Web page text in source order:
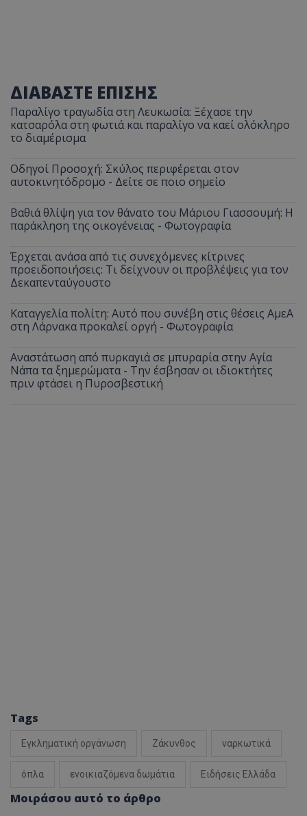
ΔΙΑΒΑΣΤΕ ΕΠΙΣΗΣ
Παραλίγο τραγωδία στη Λευκωσία: Ξέχασε την
κατσαρόλα στη φωτιά και παραλίγο να καεί ολόκληρο
το διαμέρισμα
Οδηγοί Προσοχή: Σκύλος περιφέρεται στον
αυτοκινητόδρομο - Δείτε σε ποιο σημείο
Βαθιά θλίψη για τον θάνατο του Μάριου Γιασσουμή: Η
παράκληση της οικογένειας - Φωτογραφία
Έρχεται ανάσα από τις συνεχόμενες κίτρινες
προειδοποιήσεις: Τι δείχνουν οι προβλέψεις για τον
Δεκαπενταύγουστο
Καταγγελία πολίτη: Αυτό που συνέβη στις θέσεις ΑμεΑ
στη Λάρνακα προκαλεί οργή - Φωτογραφία
Αναστάτωση από πυρκαγιά σε μπυραρία στην Αγία
Νάπα τα ξημερώματα - Την έσβησαν οι ιδιοκτήτες
πριν φτάσει η Πυροσβεστική
Tags
Εγκληματική οργάνωση Ζάκυνθος ναρκωτικά
όπλα ενοικιαζόμενα δωμάτια Ειδήσεις Ελλάδα
Μοιράσου αυτό το άρθρο
_ga_J7RS52TMNC
.tothemaonline.com
1 χρόνος 1
μήνας
Αυτό